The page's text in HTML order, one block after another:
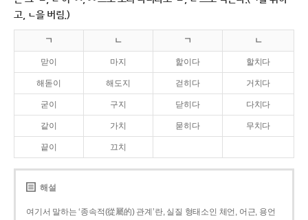
고, ㄴ을 버림.)
ㄱ ㄴ ㄱ ㄴ
맏이 마지 핥이다 할치다
해돋이 해도지 걷히다 거치다
굳이 구지 닫히다 다치다
같이 가치 묻히다 무치다
끝이 끄치
해설
여기서 말하는 ‘종속적(從屬的) 관계’란, 실질 형태소인 체언, 어근, 용언